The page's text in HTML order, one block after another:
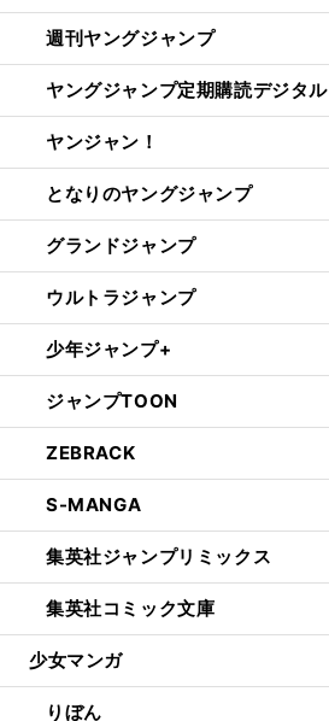
週刊ヤングジャンプ
ヤングジャンプ定期購読デジタル
ヤンジャン！
となりのヤングジャンプ
グランドジャンプ
ウルトラジャンプ
少年ジャンプ+
ジャンプTOON
ZEBRACK
S-MANGA
集英社ジャンプリミックス
集英社コミック文庫
少女マンガ
りぼん